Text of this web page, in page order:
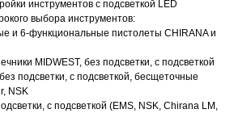
инструментов с подсветкой LED
выбора инструментов:
и 6-функциональные пистолеты CHIRANA и
MIDWEST, без подсветки, с подсветкой
подсветки, с подсвeткой, бесщеточные
NSK
с подсветкой (EMS, NSK, Chirana LM,